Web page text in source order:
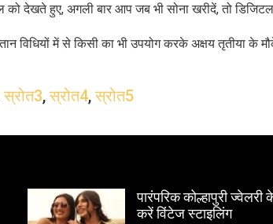
को देखते हुए, अगली बार आप जब भी सोना खरीदें, तो
विधियों में से किसी का भी उपयोग करके अक्षय तृतीया के
स्रोत3,स्रोत4,स्रोत5
पारंपरिक कोल्हापुरी
करें विंटेज स्टाइलिंग